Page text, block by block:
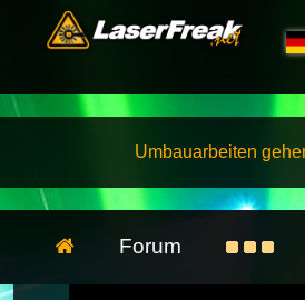
Umbauarbeiten
Forum